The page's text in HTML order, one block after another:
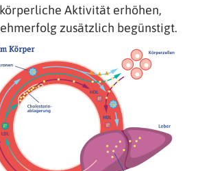
Aktivität erhöhen,
zusätzlich begünstigt.